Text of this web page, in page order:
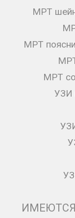
МРТ
МРТ
МРТ
УЗИ